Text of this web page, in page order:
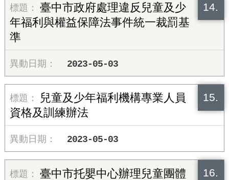
14.
臺中市政府處理違反兒童及少
年福利與權益保障法事件統一裁罰基
準
2023-05-03
15.
兒童及少年福利機構專業人員
資格及訓練辦法
2023-05-03
16.
臺中市托嬰中心辦理兒童團體